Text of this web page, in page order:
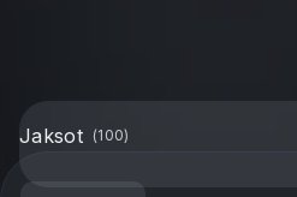
Jaksot (100)